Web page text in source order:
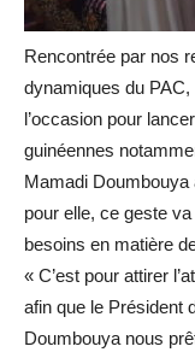
Rencontrée par nos
dynamiques du
l’occasion pour
guinéennes
Mamadi Doumbouya
pour elle, ce geste
besoins en matière
« C’est pour attirer
afin que le Président
Doumbouya nous